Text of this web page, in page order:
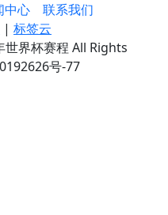
中心
联系我们
| 标签云
界杯赛程 All Rights
号-77